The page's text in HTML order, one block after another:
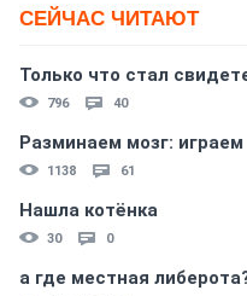
СЕЙЧАС ЧИТАЮТ
Только что стал
796 40
Разминаем мозг:
1138 61
Нашла котёнка
30 0
а где местная